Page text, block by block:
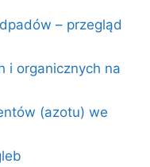
– przegląd
i organicznych na
(azotu) we